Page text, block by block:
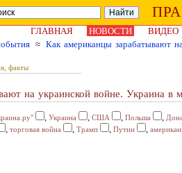
ГЛАВНАЯ НОВОСТИ
ВИДЕО
≈ Как американцы зарабатывают
факты
на украинской войне. Украина в
, Украина , США , Польша ,
, торговая война , Трамп , Путин ,